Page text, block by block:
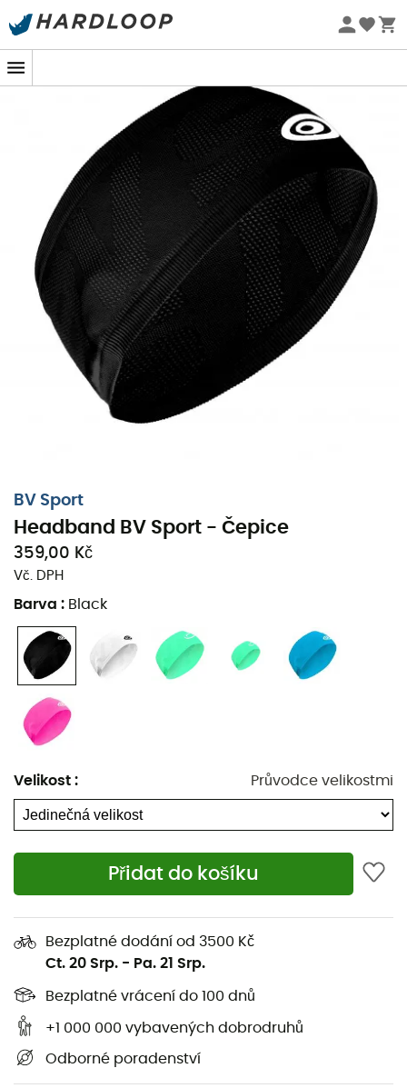
Letní akce 🔥 -5 % EXTRA při nákupu 2 produktů* s kódem
BV Sport
Headband BV Sport - Čepice
359,00 Kč
Vč. DPH
Barva : Black
Velikost : Průvodce velikostmi
Přidat do košíku
Bezplatné dodání od 3500 Kč
Ct. 20 Srp. - Pa. 21 Srp.
Bezplatné vrácení do 100 dnů
+1 000 000 vybavených dobrodruhů
Odborné poradenství
Čepice BV Sport
absorpcipotu a velmi dobré drženína hlavě!
Elastická, lehká a velmi prodyšná,
polyamidu a elastanu
dobréodvádění vlhkosti.
Oceňujeme její různé a dynamické barvy
mohli sladit se všemi svými outfity!
Lehká,
Ergonomická,